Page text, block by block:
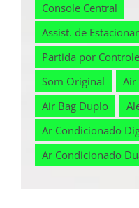
Console Central
Assist. de
Partida por
Som Original
Air
Air Bag Duplo
Ar Condicionado
Ar Condicionado